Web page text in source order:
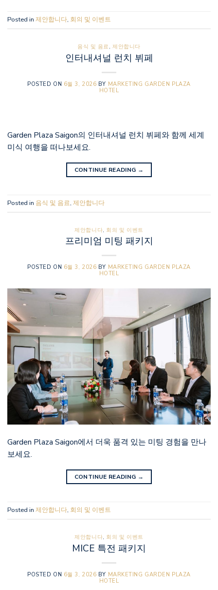
Posted in 제안합니다, 회의 및 이벤트
음식 및 음료 ,제안합니다
인터내셔널 런치 뷔페
POSTED ON 6월 3, 2026 BY MARKETING GARDEN PLAZA
HOTEL
Garden Plaza Saigon의 인터내셔널 런치 뷔페와 함께 세계
미식 여행을 떠나보세요.
CONTINUE READING →
Posted in 음식 및 음료, 제안합니다
제안합니다, 회의 및 이벤트
프리미엄 미팅 패키지
POSTED ON 6월 3, 2026 BY MARKETING GARDEN PLAZA
HOTEL
Garden Plaza Saigon에서 더욱 품격 있는 미팅 경험을 만나
보세요.
CONTINUE READING →
Posted in 제안합니다, 회의 및 이벤트
제안합니다, 회의 및 이벤트
MICE 특전 패키지
POSTED ON 6월 3, 2026 BY MARKETING GARDEN PLAZA
HOTEL